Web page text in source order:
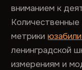
вниманием к
метрики
ленинградской
измерениям и